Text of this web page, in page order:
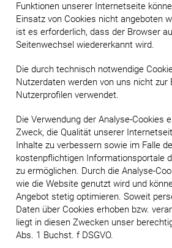
Funktionen unserer Internetseite
Einsatz von Cookies nicht angeboten
ist es erforderlich, dass der Browser
Seitenwechsel wiedererkannt wird.
Die durch technisch notwendige
Nutzerdaten werden von uns nicht zur
Nutzerprofilen verwendet.
Die Verwendung der Analyse-Cookies
Zweck, die Qualität unserer
Inhalte zu verbessern sowie im Falle
kostenpflichtigen Informationsportale
zu ermöglichen. Durch die Analyse-
wie die Website genutzt wird und
Angebot stetig optimieren. Soweit
Daten über Cookies erhoben bzw.
liegt in diesen Zwecken unser
Abs. 1 Buchst. f DSGVO.